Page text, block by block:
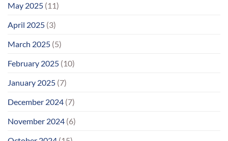
May 2025 (11)
April 2025 (3)
March 2025 (5)
February 2025 (10)
January 2025 (7)
December 2024 (7)
November 2024 (6)